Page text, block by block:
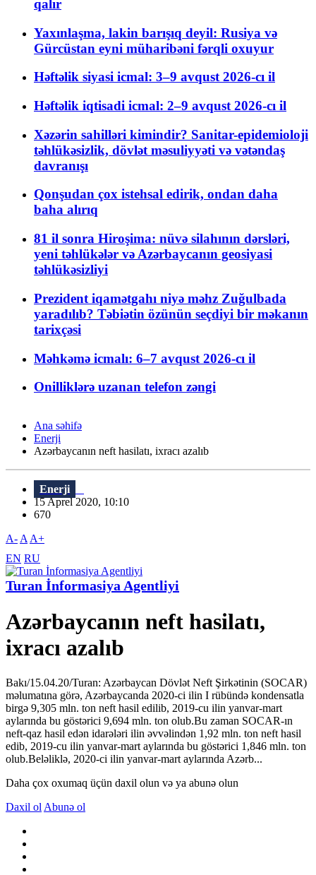
qalır
Yaxınlaşma, lakin barışıq deyil: Rusiya və
Gürcüstan eyni müharibəni fərqli oxuyur
Həftəlik siyasi icmal: 3–9 avqust 2026-cı il
Həftəlik iqtisadi icmal: 2–9 avqust 2026-cı il
Xəzərin sahilləri kimindir? Sanitar-epidemioloji
təhlükəsizlik, dövlət məsuliyyəti və vətəndaş
davranışı
Qonşudan çox istehsal edirik, ondan daha
baha alırıq
81 il sonra Hiroşima: nüvə silahının dərsləri,
yeni təhlükələr və Azərbaycanın geosiyasi
təhlükəsizliyi
Prezident iqamətgahı niyə məhz Zuğulbada
yaradılıb? Təbiətin özünün seçdiyi bir məkanın
tarixçəsi
Məhkəmə icmalı: 6–7 avqust 2026-cı il
Onilliklərə uzanan telefon zəngi
Ana səhifə
Enerji
Azərbaycanın neft hasilatı, ixracı azalıb
Enerji
15 Aprel 2020, 10:10
670
A- A A+
EN RU
Turan İnformasiya Agentliyi
Azərbaycanın neft hasilatı,
ixracı azalıb
Bakı/15.04.20/Turan: Azərbaycan Dövlət Neft Şirkətinin (SOCAR)
məlumatına görə, Azərbaycanda 2020-ci ilin I rübündə kondensatla
birgə 9,305 mln. ton neft hasil edilib, 2019-cu ilin yanvar-mart
aylarında bu göstərici 9,694 mln. ton olub.Bu zaman SOCAR-ın
neft-qaz hasil edən idarələri ilin əvvəlindən 1,92 mln. ton neft hasil
edib, 2019-cu ilin yanvar-mart aylarında bu göstərici 1,846 mln. ton
olub.Beləliklə, 2020-ci ilin yanvar-mart aylarında Azərb...
Daha çox oxumaq üçün daxil olun və ya abunə olun
Daxil ol Abunə ol